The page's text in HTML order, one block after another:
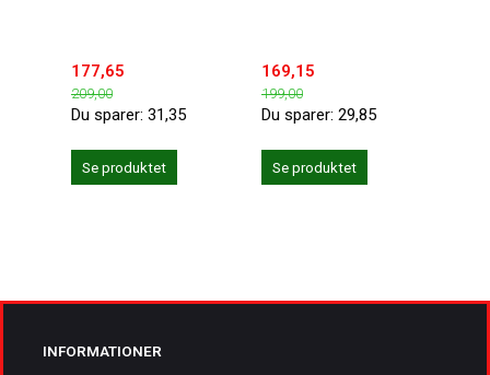
177,65
209,00
Du sparer: 31,35
Se produktet
169,15
199,00
Du sparer: 29,85
Se produktet
INFORMATIONER